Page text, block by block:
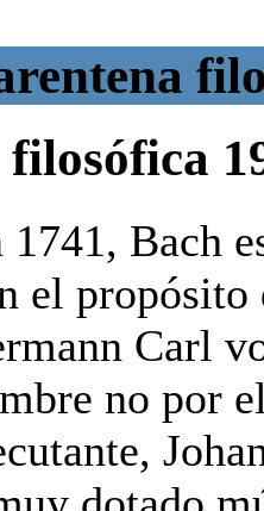
filosófica
1741, Bach
el
Carl
no por